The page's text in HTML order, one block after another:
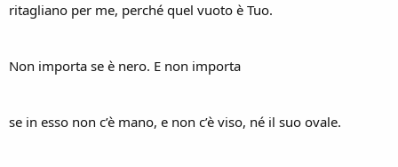
ritagliano per me, perché quel vuoto è Tuo.
Non importa se è nero. E non importa
se in esso non c’è mano, e non c’è viso, né il suo ovale.